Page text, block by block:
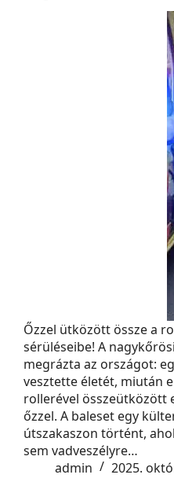
Őzzel ütközött össze a
sérüléseibe! A
megrázta az országot:
vesztette életét, miután
rollerével összeütközött
őzzel. A baleset egy
útszakaszon történt,
sem vadveszélyre…
admin
2025.